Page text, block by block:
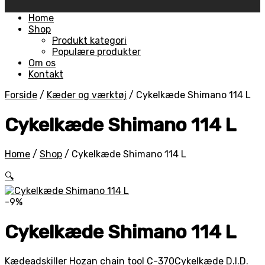
Skip
Home
Shop
Produkt kategori
Populære produkter
Om os
Kontakt
Forside / Kæder og værktøj / Cykelkæde Shimano 114 L
Cykelkæde Shimano 114 L
Home / Shop / Cykelkæde Shimano 114 L
🔍
-9%
Cykelkæde Shimano 114 L
Kædeadskiller Hozan chain tool C-370Cykelkæde D.I.D.